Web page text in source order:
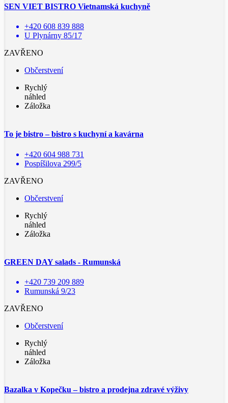
SEN VIET BISTRO Vietnamská kuchyně
+420 608 839 888
U Plynárny 85/17
ZAVŘENO
Občerstvení
Rychlý
náhled
Záložka
To je bistro – bistro s kuchyní a kavárna
+420 604 988 731
Pospíšilova 299/5
ZAVŘENO
Občerstvení
Rychlý
náhled
Záložka
GREEN DAY salads - Rumunská
+420 739 209 889
Rumunská 9/23
ZAVŘENO
Občerstvení
Rychlý
náhled
Záložka
Bazalka v Kopečku – bistro a prodejna zdravé výživy